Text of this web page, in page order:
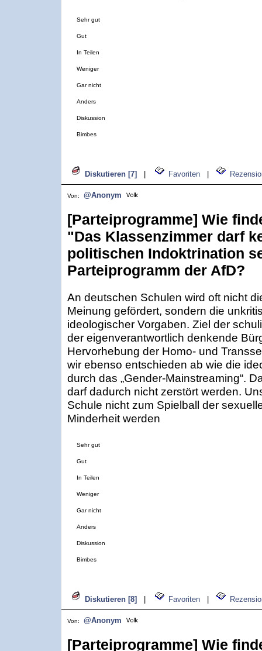
Sehr gut
Gut
In Teilen
Weniger
Gar nicht
Anders
Diskussion
Bimbes
Diskutieren [7] Favoriten
Von: @Anonym
[Parteiprogramme] Wie
"Das Klassenzimmer darf
politischen Indoktrination
Parteiprogramm der AfD?
An deutschen Schulen wird oft nicht
Meinung gefördert, sondern die
ideologischer Vorgaben. Ziel der
der eigenverantwortlich denkende
Hervorhebung der Homo- und
wir ebenso entschieden ab wie die
durch das „Gender-Mainstreaming“.
darf dadurch nicht zerstört werden.
Schule nicht zum Spielball der
Minderheit werden
Sehr gut
Gut
In Teilen
Weniger
Gar nicht
Anders
Diskussion
Bimbes
Diskutieren [8] Favoriten
Von: @Anonym
[Parteiprogramme] Wie